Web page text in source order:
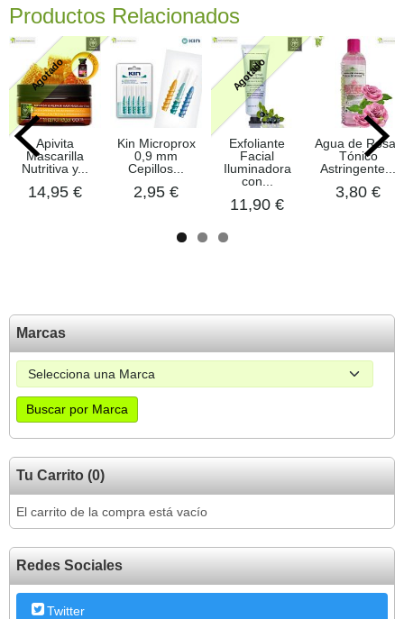
Marcas
Tu Carrito (0)
El carrito de la compra está vacío
Redes Sociales
Twitter
Productos Relacionados
Agotado
Apivita
Mascarilla
Nutritiva y...
14,95 €
Kin Microprox
0,9 mm
Cepillos...
2,95 €
Agotado
Exfoliante
Facial
Iluminadora
con...
11,90 €
Agua de Rosas
Tónico
Astringente...
3,80 €